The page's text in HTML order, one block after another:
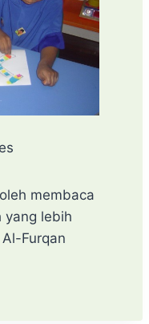
membaca
yang lebih
Furqan